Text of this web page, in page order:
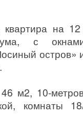
квартира на
с
м2, 10-
комнаты